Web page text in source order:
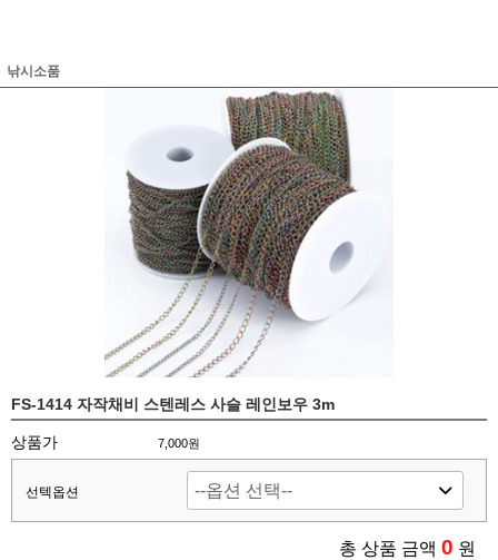
낚시소품
FS-1414 자작채비 스텐레스 사슬 레인보우 3m
상품가 7,000원
선텍옵션
총 상품 금액 0 원